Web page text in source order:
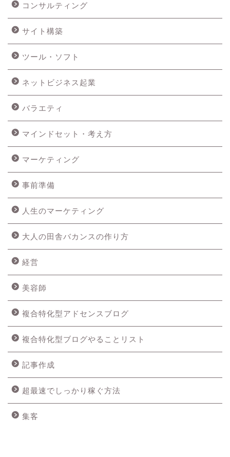
コンサルティング
サイト構築
ツール・ソフト
ネットビジネス起業
バラエティ
マインドセット・考え方
マーケティング
事前準備
人生のマーケティング
大人の田舎バカンスの作り方
経営
美容師
複合特化型アドセンスブログ
複合特化型ブログやることリスト
記事作成
超最速でしっかり稼ぐ方法
集客